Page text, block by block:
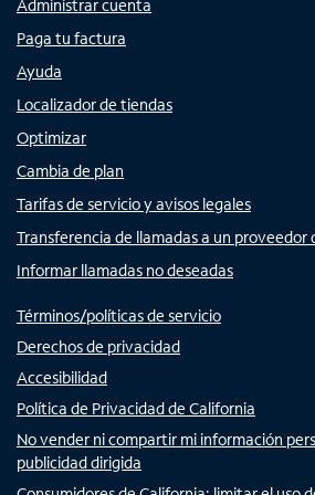
Administrar cuenta
Paga tu factura
Ayuda
Localizador de tiendas
Optimizar
Cambia de plan
Tarifas de servicio y avisos legales
Transferencia de llamadas a un proveedor
Informar llamadas no deseadas
Términos/políticas de servicio
Derechos de privacidad
Accesibilidad
Política de Privacidad de California
No vender ni compartir mi información
publicidad dirigida